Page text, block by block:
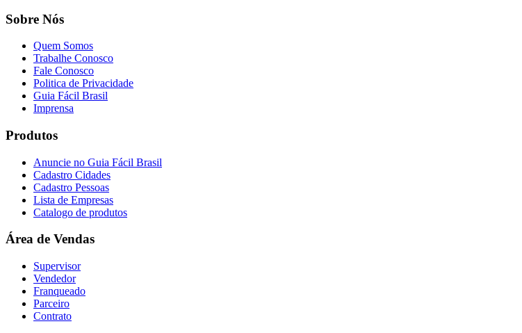
Sobre Nós
Quem Somos
Trabalhe Conosco
Fale Conosco
Politica de Privacidade
Guia Fácil Brasil
Imprensa
Produtos
Anuncie no Guia Fácil Brasil
Cadastro Cidades
Cadastro Pessoas
Lista de Empresas
Catalogo de produtos
Área de Vendas
Supervisor
Vendedor
Franqueado
Parceiro
Contrato